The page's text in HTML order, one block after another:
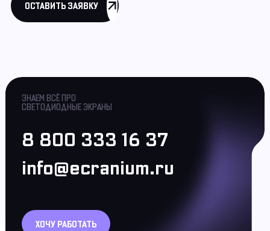
ОСТАВИТЬ ЗАЯВКУ
ЗНАЕМ ВСЁ ПРО
СВЕТОДИОДНЫЕ ЭКРАНЫ
8 800 333 16 37
info@ecranium.ru
ХОЧУ РАБОТАТЬ